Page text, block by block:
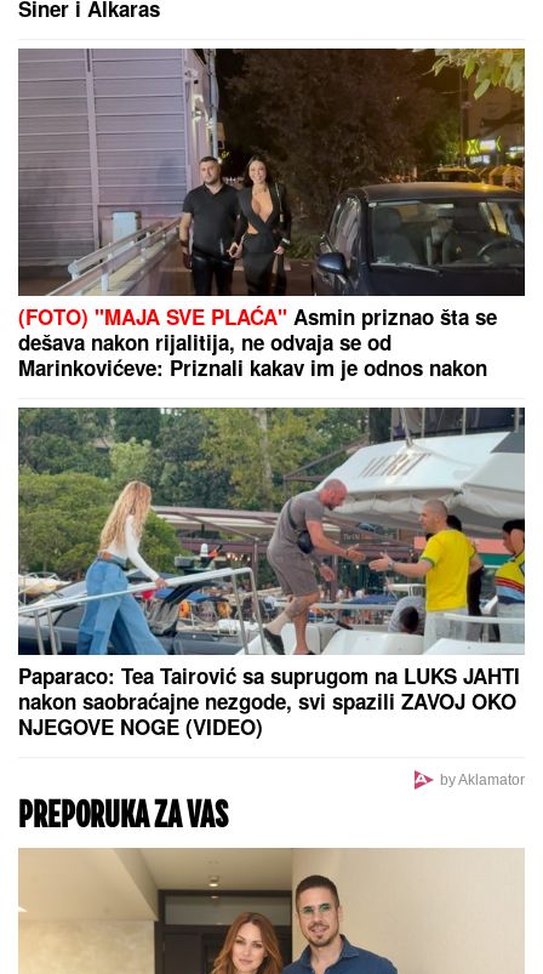
"ODUSTALI SMO OD VANTELESNE NAKON
Voditeljka sa mužem
slavi 16 godina braka: "Dovoljni smo jedno drugom"
Brat i snajka Teodore Džehverović
pazarili luks stan u Dubaiju: "Plan
nam je bio potpuno drugačiji, ali..."